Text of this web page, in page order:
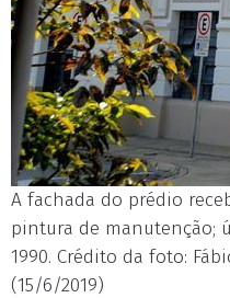
A fachada do prédio
pintura de manutenção;
1990. Crédito da foto:
(15/6/2019)